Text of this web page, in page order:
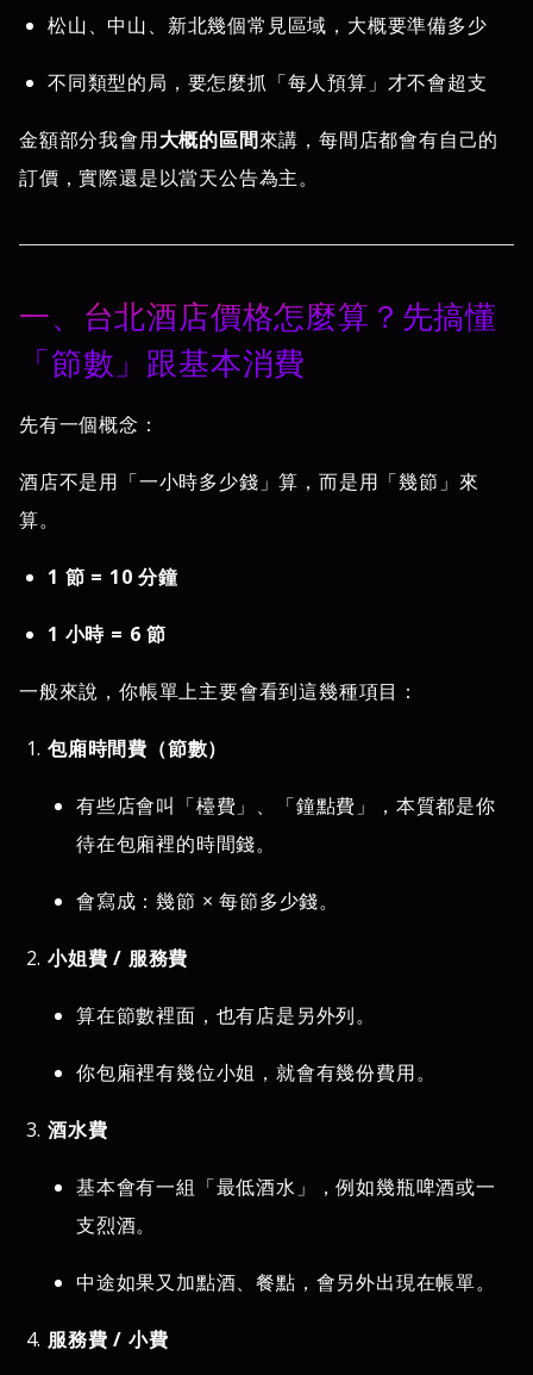
松山、中山、新北幾個常見區域，大概要準備多少
不同類型的局，要怎麼抓「每人預算」才不會超支
金額部分我會用大概的區間來講，每間店都會有自己的
訂價，實際還是以當天公告為主。
一、台北酒店價格怎麼算？先搞懂
「節數」跟基本消費
先有一個概念：
酒店不是用「一小時多少錢」算，而是用「幾節」來
算。
1 節 = 10 分鐘
1 小時 = 6 節
一般來說，你帳單上主要會看到這幾種項目：
包廂時間費（節數）
有些店會叫「檯費」、「鐘點費」，本質都是你
待在包廂裡的時間錢。
會寫成：幾節 × 每節多少錢。
小姐費 / 服務費
算在節數裡面，也有店是另外列。
你包廂裡有幾位小姐，就會有幾份費用。
酒水費
基本會有一組「最低酒水」，例如幾瓶啤酒或一
支烈酒。
中途如果又加點酒、餐點，會另外出現在帳單。
服務費 / 小費